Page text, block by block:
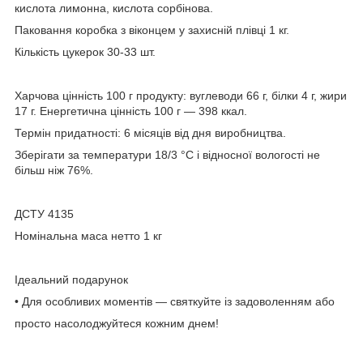
кислота лимонна, кислота сорбінова.
Паковання коробка з віконцем у захисній плівці 1 кг.
Кількість цукерок 30-33 шт.
Харчова цінність 100 г продукту: вуглеводи 66 г, білки 4 г, жири
17 г. Енергетична цінність 100 г — 398 ккал.
Термін придатності: 6 місяців від дня виробництва.
Зберігати за температури 18/3 °C і відносної вологості не
більш ніж 76%.
ДСТУ 4135
Номінальна маса нетто 1 кг
Ідеальний подарунок
• Для особливих моментів — святкуйте із задоволенням або
просто насолоджуйтеся кожним днем!